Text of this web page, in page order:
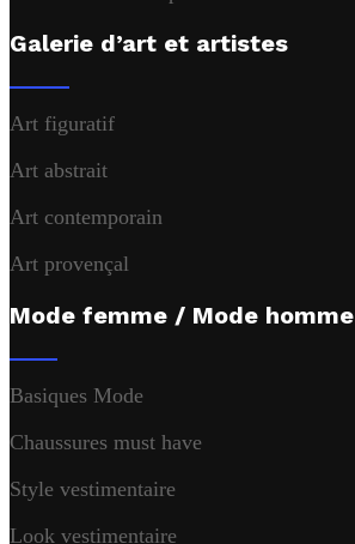
Galerie d’art et artistes
Art figuratif
Art abstrait
Art contemporain
Art provençal
Mode femme / Mode homme
Basiques Mode
Chaussures must have
Style vestimentaire
Look vestimentaire